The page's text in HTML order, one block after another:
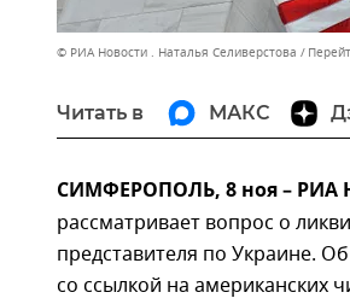
© РИА Новости . Наталья Селиверстова
Читать в МАКС
СИМФЕРОПОЛЬ, 8 ноя – РИА
рассматривает вопрос о
представителя по Украине.
со ссылкой на американских